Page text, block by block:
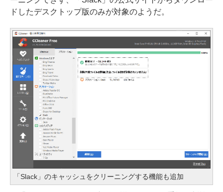
ドしたデスクトップ版のみが対象のようだ。
「Slack」のキャッシュをクリーニングする機能も追加